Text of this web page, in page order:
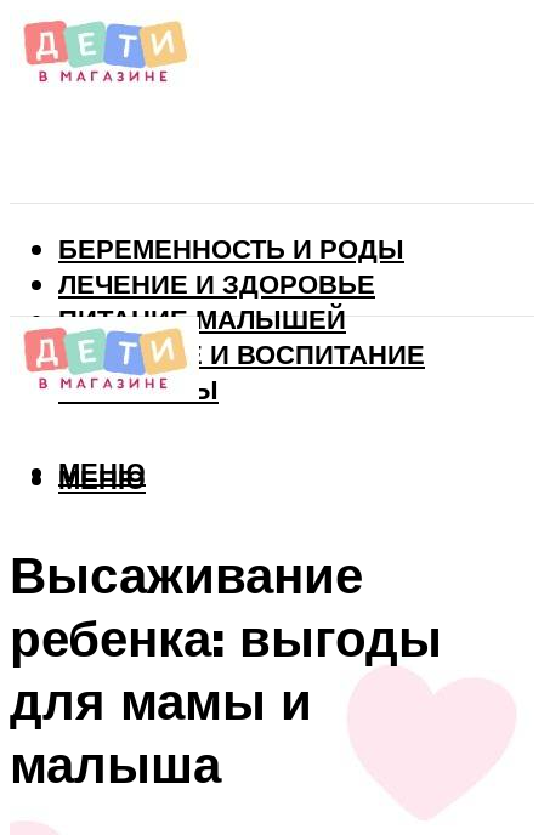
БЕРЕМЕННОСТЬ И РОДЫ
ЛЕЧЕНИЕ И ЗДОРОВЬЕ
ПИТАНИЕ МАЛЫШЕЙ
РАЗВИТИЕ И ВОСПИТАНИЕ
ВИТАМИНЫ
МЕНЮ
МЕНЮ
Высаживание
ребенка: выгоды
для мамы и
малыша